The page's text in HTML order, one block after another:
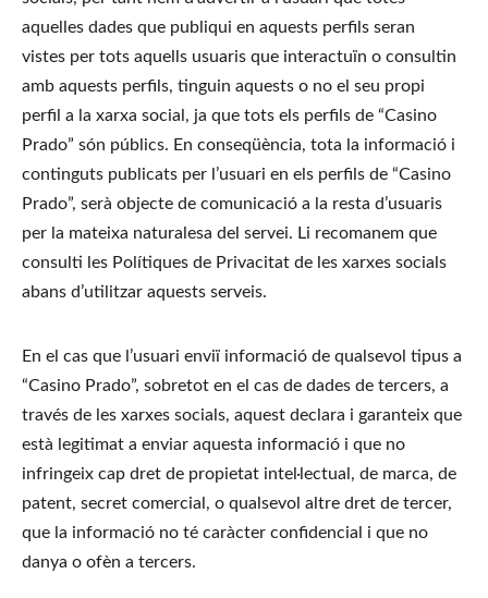
aquelles dades que publiqui en aquests perfils seran
vistes per tots aquells usuaris que interactuïn o consultin
amb aquests perfils, tinguin aquests o no el seu propi
perfil a la xarxa social, ja que tots els perfils de “Casino
Prado” són públics. En conseqüència, tota la informació i
continguts publicats per l’usuari en els perfils de “Casino
Prado”, serà objecte de comunicació a la resta d’usuaris
per la mateixa naturalesa del servei. Li recomanem que
consulti les Polítiques de Privacitat de les xarxes socials
abans d’utilitzar aquests serveis.
En el cas que l’usuari enviï informació de qualsevol tipus a
“Casino Prado”, sobretot en el cas de dades de tercers, a
través de les xarxes socials, aquest declara i garanteix que
està legitimat a enviar aquesta informació i que no
infringeix cap dret de propietat intel·lectual, de marca, de
patent, secret comercial, o qualsevol altre dret de tercer,
que la informació no té caràcter confidencial i que no
danya o ofèn a tercers.